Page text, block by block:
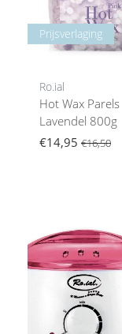
Prijsverlaging
Ro.ial
Hot Wax Parels
Lavendel 800g
€14,95 €16,50